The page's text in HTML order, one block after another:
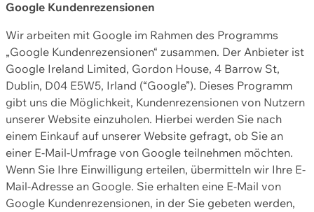
Google Kundenrezensionen
Wir arbeiten mit Google im Rahmen des Programms
„Google Kundenrezensionen“ zusammen. Der Anbieter ist
Google Ireland Limited, Gordon House, 4 Barrow St,
Dublin, D04 E5W5, Irland (“Google”). Dieses Programm
gibt uns die Möglichkeit, Kundenrezensionen von Nutzern
unserer Website einzuholen. Hierbei werden Sie nach
einem Einkauf auf unserer Website gefragt, ob Sie an
einer E-Mail-Umfrage von Google teilnehmen möchten.
Wenn Sie Ihre Einwilligung erteilen, übermitteln wir Ihre E-
Mail-Adresse an Google. Sie erhalten eine E-Mail von
Google Kundenrezensionen, in der Sie gebeten werden,